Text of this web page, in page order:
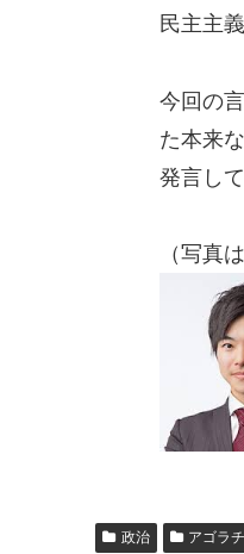
民主主
今回の
た本来
発言し
（写真
政治 アゴラ